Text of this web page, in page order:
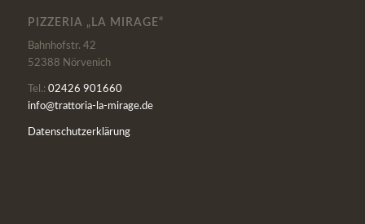
PIZZERIA „LA MIRAGE“
Bahnhofstr. 42
52388 Nörvenich
Tel.: 02426 901660
info@trattoria-la-mirage.de
Datenschutzerklärung